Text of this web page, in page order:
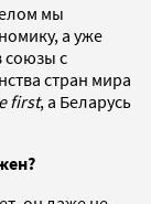
мы
а уже
союзы с
стран мира
first, а Беларусь